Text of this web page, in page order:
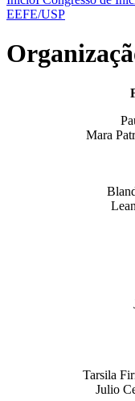
EEFE/USP
Mara
Tarsila
Julio